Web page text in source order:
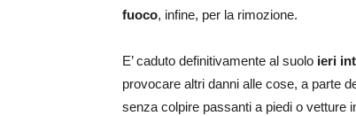
fuoco, infine, per la rimozione.
E’ caduto definitivamente al suolo ieri
provocare altri danni alle cose, a parte
senza colpire passanti a piedi o vetture